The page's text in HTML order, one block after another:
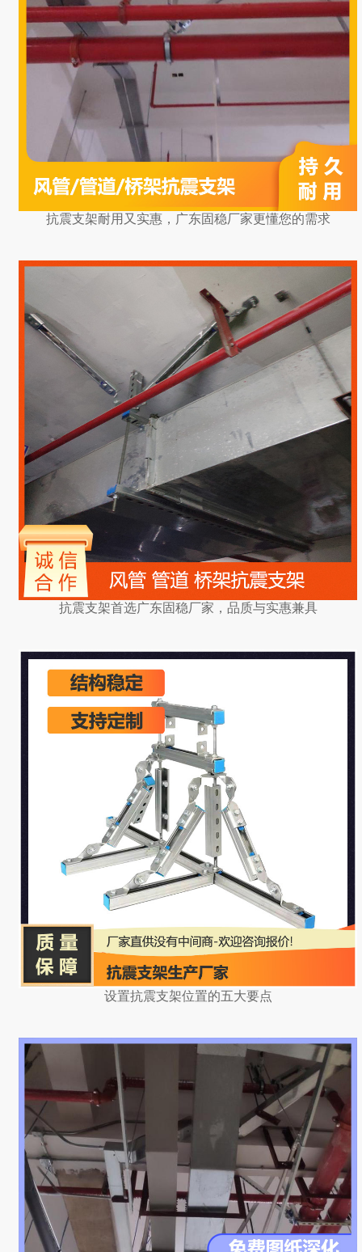
抗震支架耐用又实惠，广东固稳厂家更懂您的需求
抗震支架首选广东固稳厂家，品质与实惠兼具
设置抗震支架位置的五大要点